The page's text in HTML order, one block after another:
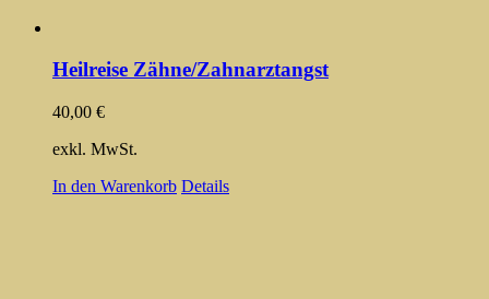
Heilreise Zähne/Zahnarztangst
40,00 €
exkl. MwSt.
In den Warenkorb Details